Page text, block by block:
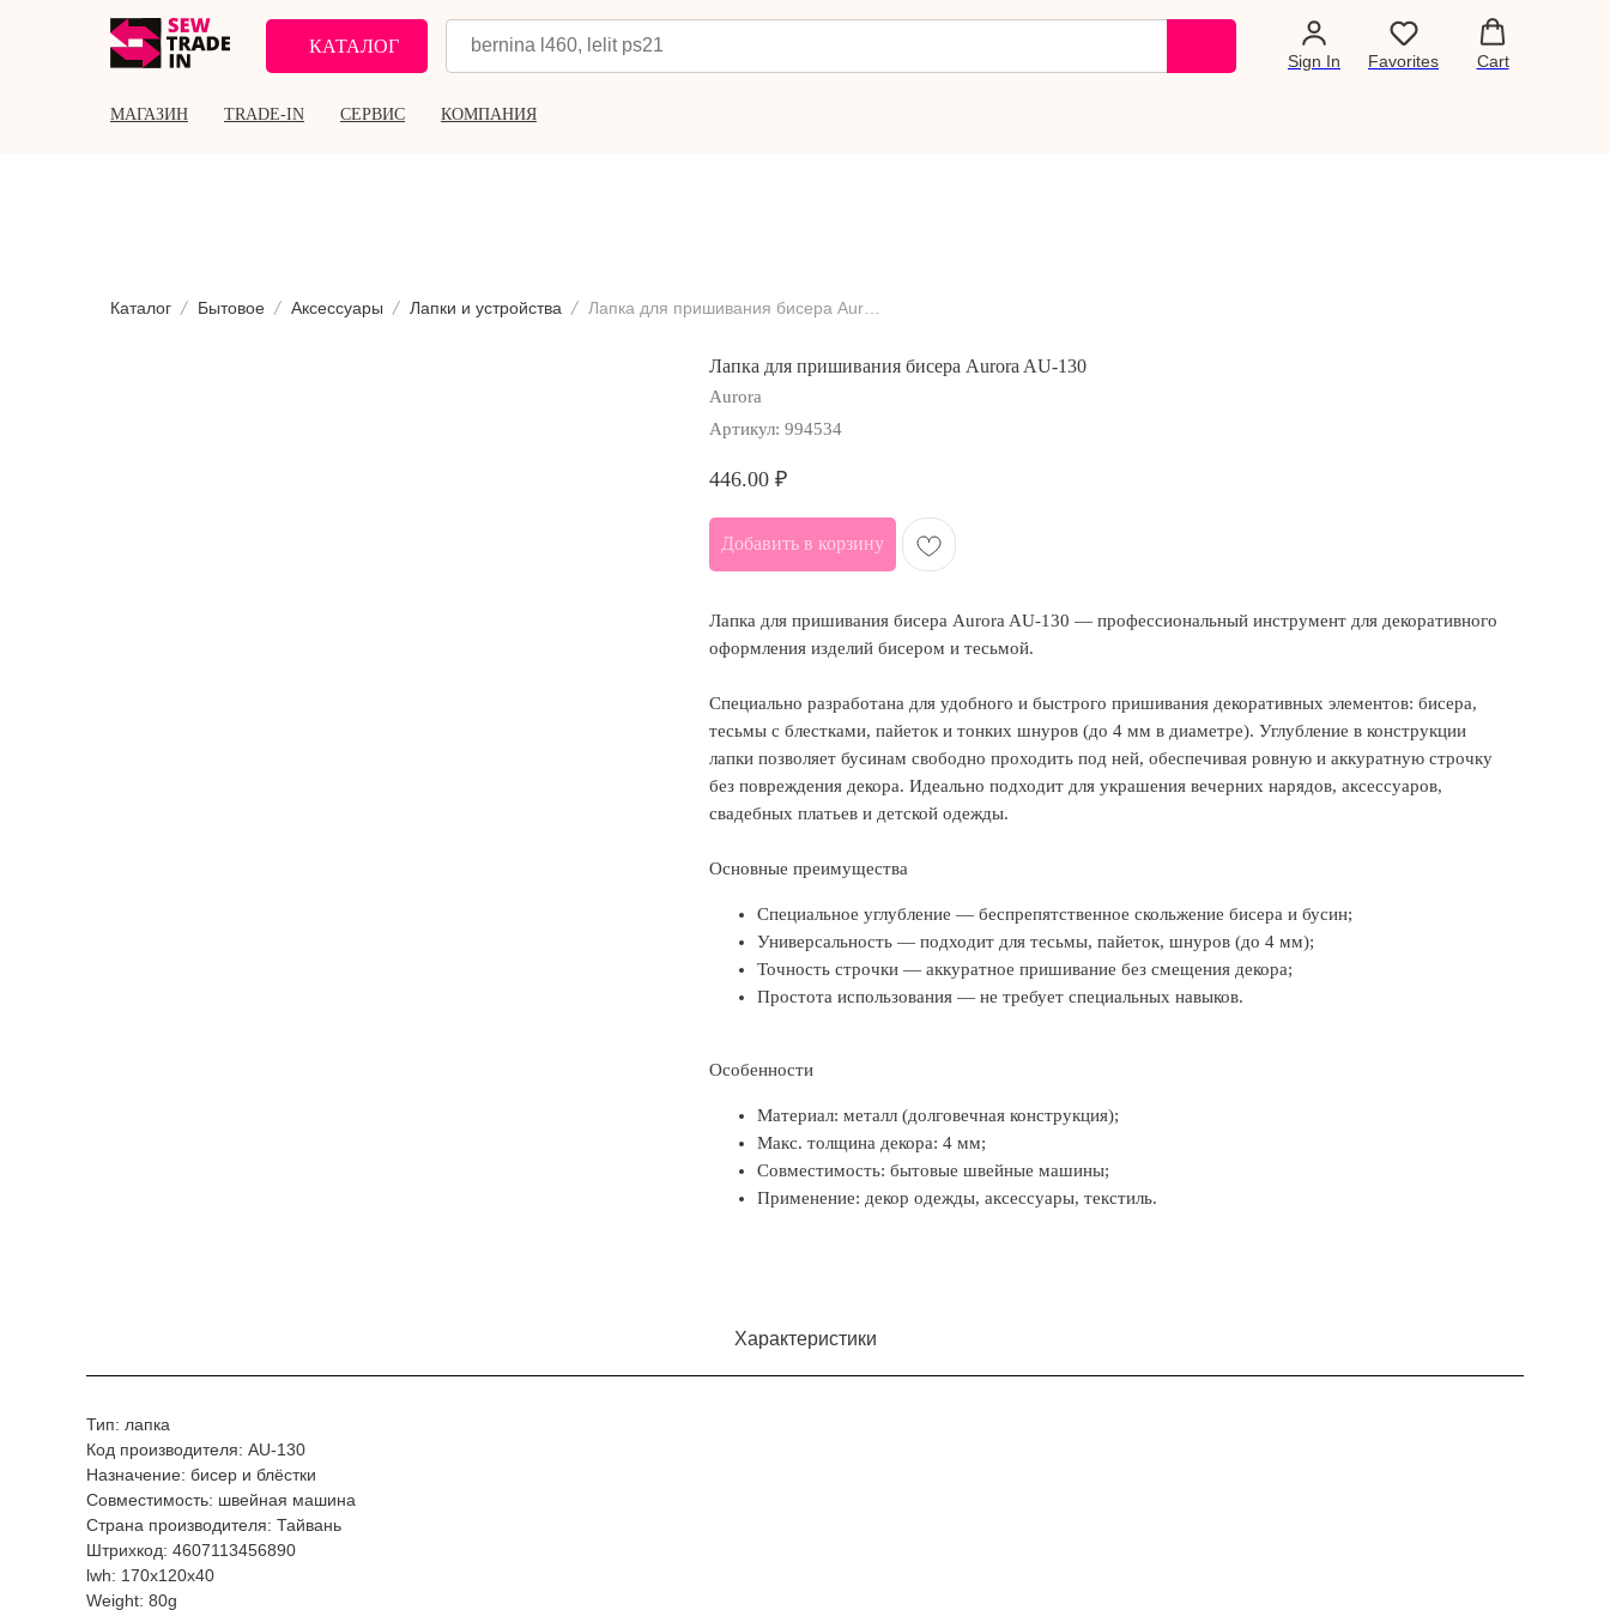
КАТАЛОГ
Sign In Favorites Cart
МАГАЗИН TRADE-IN СЕРВИС КОМПАНИЯ
Каталог Бытовое Аксессуары Лапки и устройства
Лапка для пришивания бисера Aurora AU-130
Aurora
Артикул: 994534
446.00 ₽
Добавить в корзину
Лапка для пришивания бисера Aurora AU-130 — профессиональный инструмент для декоративного
оформления изделий бисером и тесьмой.
Специально разработана для удобного и быстрого пришивания декоративных элементов: бисера,
тесьмы с блестками, пайеток и тонких шнуров (до 4 мм в диаметре). Углубление в конструкции
лапки позволяет бусинам свободно проходить под ней, обеспечивая ровную и аккуратную строчку
без повреждения декора. Идеально подходит для украшения вечерних нарядов, аксессуаров,
свадебных платьев и детской одежды.
Основные преимущества
Специальное углубление — беспрепятственное скольжение бисера и бусин;
Универсальность — подходит для тесьмы, пайеток, шнуров (до 4 мм);
Точность строчки — аккуратное пришивание без смещения декора;
Простота использования — не требует специальных навыков.
Особенности
Материал: металл (долговечная конструкция);
Макс. толщина декора: 4 мм;
Совместимость: бытовые швейные машины;
Применение: декор одежды, аксессуары, текстиль.
Характеристики
Тип: лапка
Код производителя: AU-130
Назначение: бисер и блёстки
Совместимость: швейная машина
Страна производителя: Тайвань
Штрихкод: 4607113456890
lwh: 170x120x40
Weight: 80g